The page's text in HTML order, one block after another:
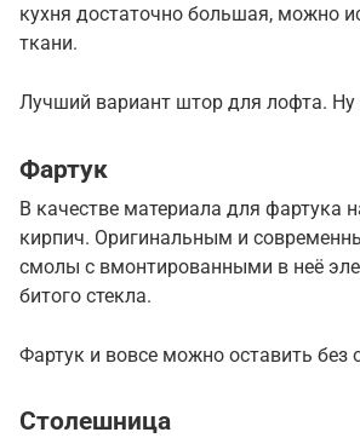
кухня достаточно большая, можно
ткани.
Лучший вариант штор для лофта.
Фартук
В качестве материала для фартука
кирпич. Оригинальным и
смолы с вмонтированными в неё
битого стекла.
Фартук и вовсе можно оставить без
Столешница